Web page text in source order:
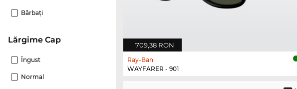
Bărbaţi
Lărgime Cap
Îngust
Normal
709,38 RON
Ray-Ban
WAYFARER - 901